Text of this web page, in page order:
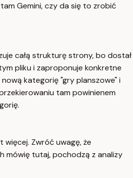
Gemini, czy da się to zrobić
całą strukturę strony, bo dostał
pliku i zaproponuje konkretne
kategorię "gry planszowe" i
tam powinienem
więcej. Zwróć uwagę, że
mówię tutaj, pochodzą z analizy